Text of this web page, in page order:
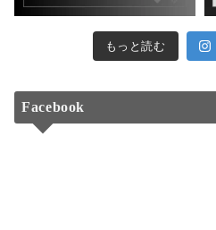
もっと読む
Facebook